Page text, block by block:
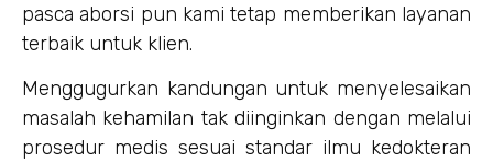
pasca aborsi pun kami tetap memberikan layanan
terbaik untuk klien.
Menggugurkan kandungan untuk menyelesaikan
masalah kehamilan tak diinginkan dengan melalui
prosedur medis sesuai standar ilmu kedokteran